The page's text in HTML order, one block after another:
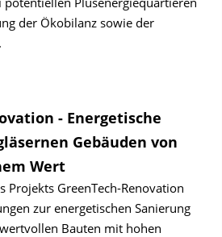
der Ökobilanz sowie der
- Energetische
Gebäuden von
Wert
Projekts GreenTech-Renovation
zur energetischen Sanierung
Bauten mit hohen